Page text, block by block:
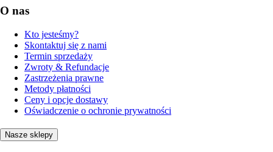
O nas
Kto jesteśmy?
Skontaktuj się z nami
Termin sprzedaży
Zwroty & Refundacje
Zastrzeżenia prawne
Metody płatności
Ceny i opcje dostawy
Oświadczenie o ochronie prywatności
Nasze sklepy